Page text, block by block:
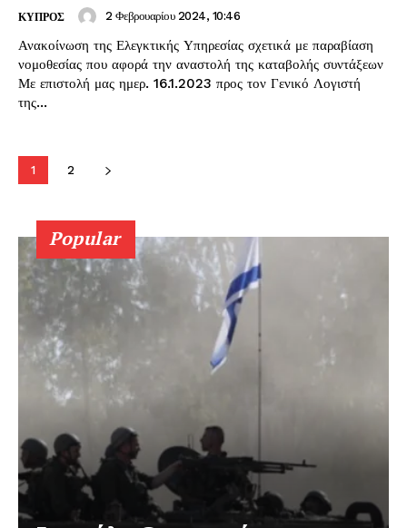
ΚΥΠΡΟΣ 2 Φεβρουαρίου 2024, 10:46
Ανακοίνωση της Ελεγκτικής Υπηρεσίας σχετικά με παραβίαση
νομοθεσίας που αφορά την αναστολή της καταβολής συντάξεων
Με επιστολή μας ημερ. 16.1.2023 προς τον Γενικό Λογιστή
της...
1 2
Popular